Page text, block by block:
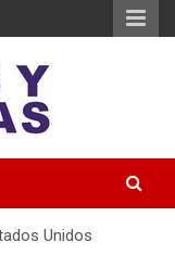
Unidos